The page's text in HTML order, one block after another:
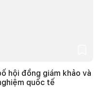
hội đồng giám khảo và
quốc tế